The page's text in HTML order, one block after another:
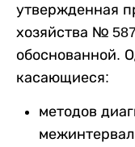
утвержденная
хозяйства №
обоснованной.
касающиеся:
методов